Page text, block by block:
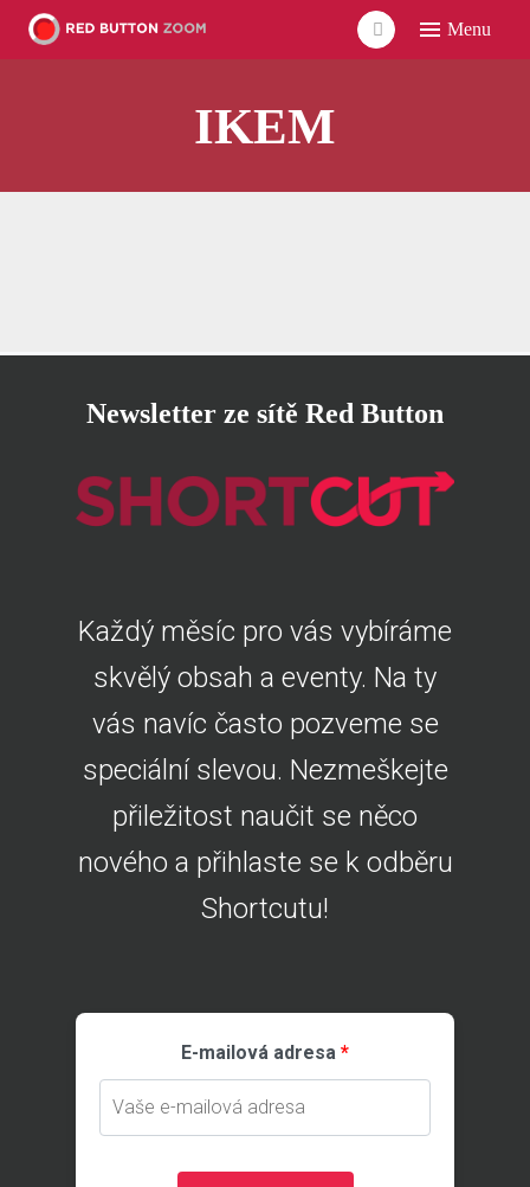
Menu
IKEM
Newsletter ze sítě Red Button
Každý měsíc pro vás vybíráme
skvělý obsah a eventy. Na ty
vás navíc často pozveme se
speciální slevou. Nezmeškejte
přiležitost naučit se něco
nového a přihlaste se k odběru
Shortcutu!
E-mailová adresa